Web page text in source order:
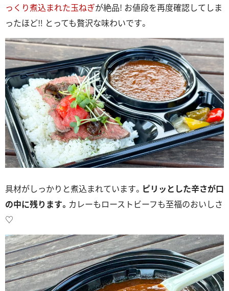
っくり煮込まれた玉ねぎが絶品! お値段を再度確認してしま
ったほど‼ とっても贅沢な味わいです。
具材がしっかりと煮込まれています。 ピリッとした辛さが口
の中に残ります。 カレーもローストビーフも至福のおいしさ
♡